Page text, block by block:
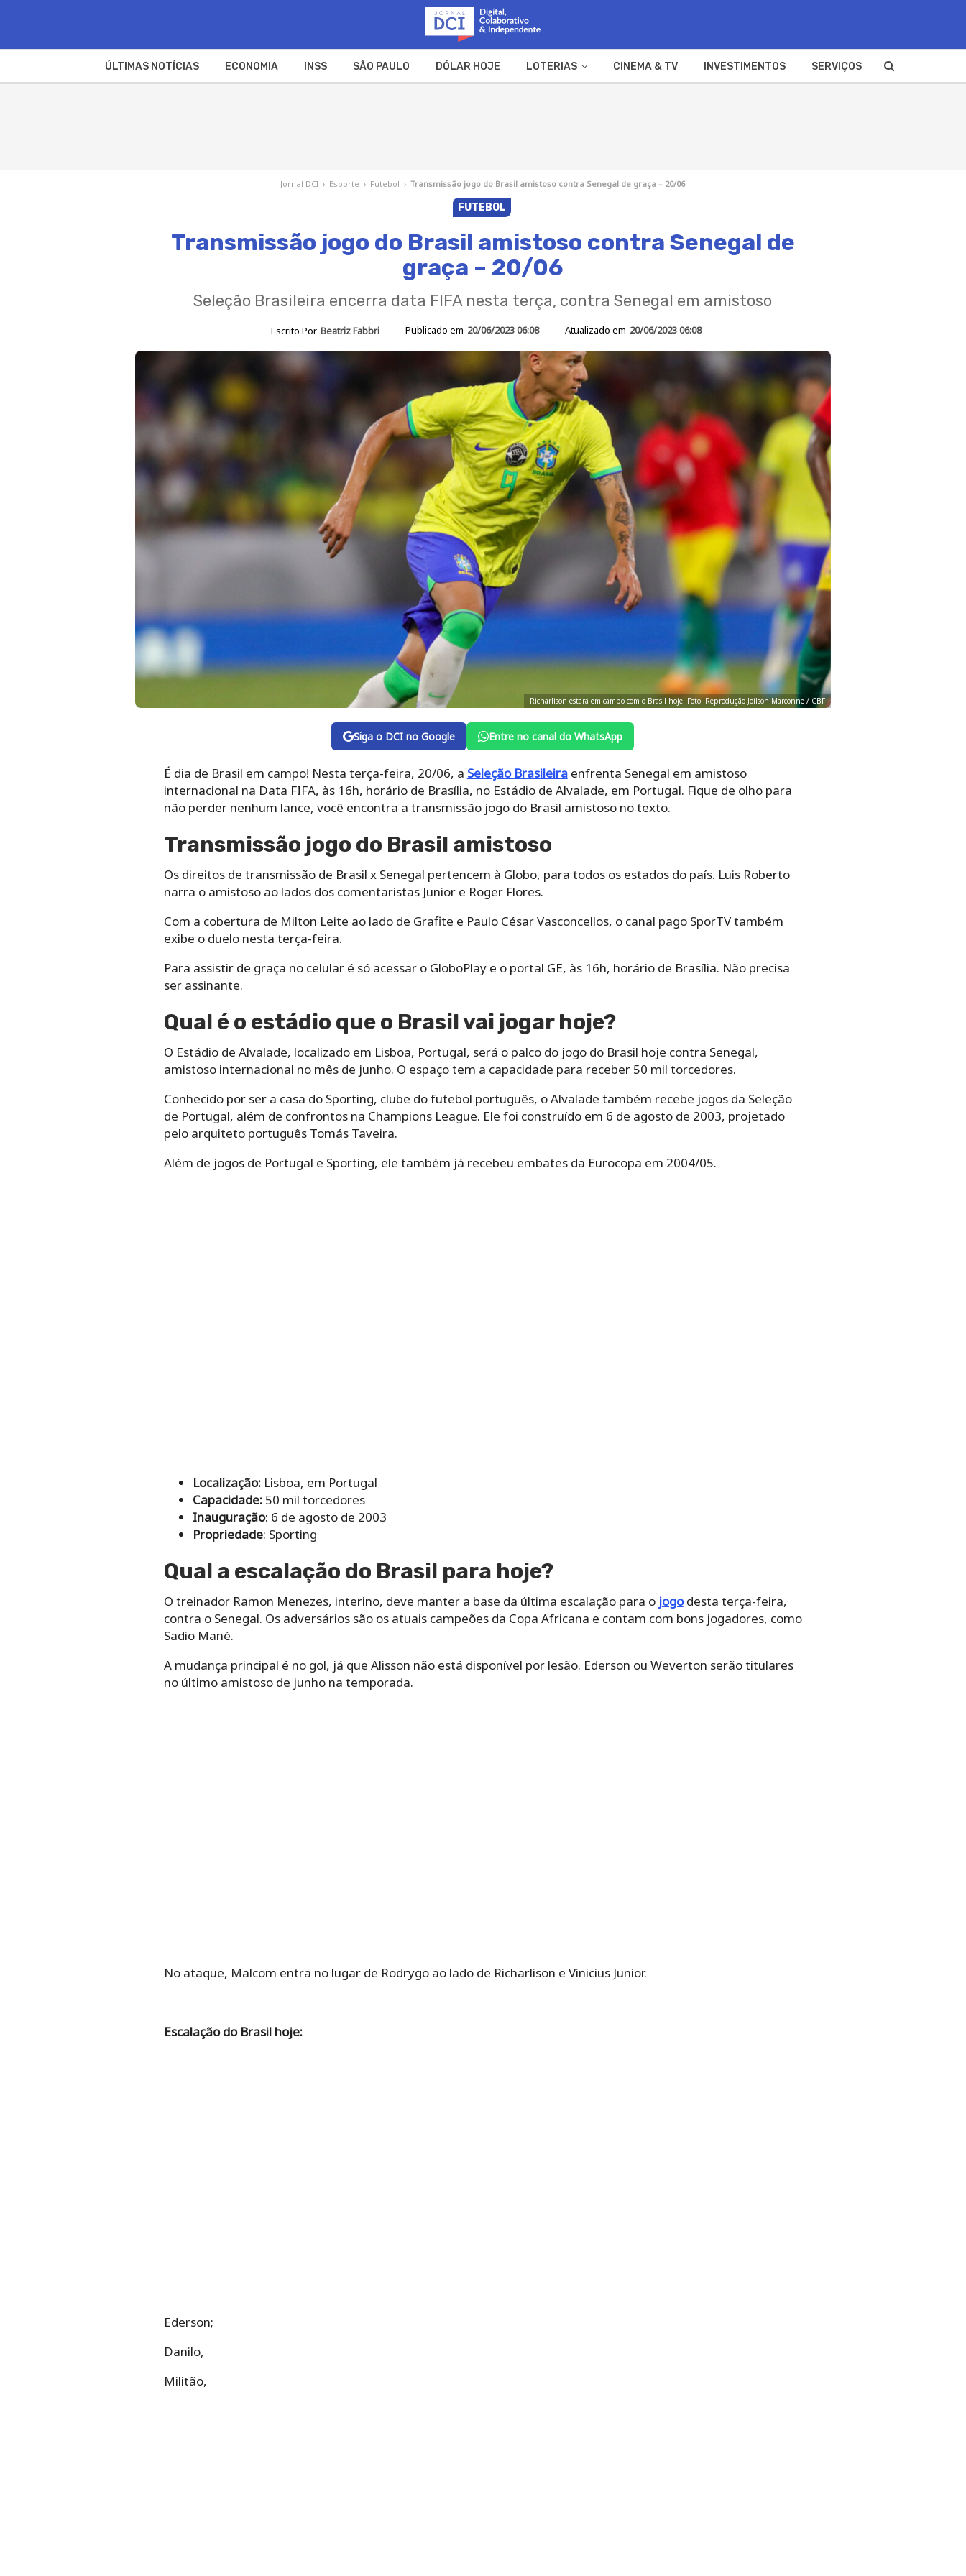
ÚLTIMAS NOTÍCIAS ECONOMIA INSS SÃO PAULO DÓLAR HOJE LOTERIAS CINEMA & TV INVESTIMENTOS SERVIÇOS
Jornal DCI › Esporte › Futebol › Transmissão jogo do Brasil amistoso contra Senegal de graça – 20/06
FUTEBOL
Transmissão jogo do Brasil amistoso contra Senegal de
graça – 20/06
Seleção Brasileira encerra data FIFA nesta terça, contra Senegal em amistoso
Escrito Por Beatriz Fabbri Publicado em 20/06/2023 06:08 Atualizado em 20/06/2023 06:08
Richarlison estará em campo com o Brasil hoje. Foto: Reprodução Joilson Marconne / CBF
Siga o DCI no Google Entre no canal do WhatsApp
É dia de Brasil em campo! Nesta terça-feira, 20/06, a Seleção Brasileiraenfrenta Senegal em amistoso
internacional na Data FIFA, às 16h, horário de Brasília, no Estádio de Alvalade, em Portugal. Fique de olho para
não perder nenhum lance, você encontra a transmissão jogo do Brasil amistoso no texto.
Transmissão jogo do Brasil amistoso
Os direitos de transmissão de Brasil x Senegal pertencem à Globo, para todos os estados do país. Luis Roberto
narra o amistoso ao lados dos comentaristas Junior e Roger Flores.
Com a cobertura de Milton Leite ao lado de Grafite e Paulo César Vasconcellos, o canal pago SporTV também
exibe o duelo nesta terça-feira.
Para assistir de graça no celular é só acessar o GloboPlay e o portal GE, às 16h, horário de Brasília. Não precisa
ser assinante.
Qual é o estádio que o Brasil vai jogar hoje?
O Estádio de Alvalade, localizado em Lisboa, Portugal, será o palco do jogo do Brasil hoje contra Senegal,
amistoso internacional no mês de junho. O espaço tem a capacidade para receber 50 mil torcedores.
Conhecido por ser a casa do Sporting, clube do futebol português, o Alvalade também recebe jogos da Seleção
de Portugal, além de confrontos na Champions League. Ele foi construído em 6 de agosto de 2003, projetado
pelo arquiteto português Tomás Taveira.
Além de jogos de Portugal e Sporting, ele também já recebeu embates da Eurocopa em 2004/05.
Localização:Lisboa, em Portugal
Capacidade:50 mil torcedores
Inauguração: 6 de agosto de 2003
Propriedade: Sporting
Qual a escalação do Brasil para hoje?
O treinador Ramon Menezes, interino, deve manter a base da última escalação para o jogodesta terça-feira,
contra o Senegal. Os adversários são os atuais campeões da Copa Africana e contam com bons jogadores, como
Sadio Mané.
A mudança principal é no gol, já que Alisson não está disponível por lesão. Ederson ou Weverton serão titulares
no último amistoso de junho na temporada.
No ataque, Malcom entra no lugar de Rodrygo ao lado de Richarlison e Vinicius Junior.
Escalação do Brasil hoje:
Ederson;
Danilo,
Militão,